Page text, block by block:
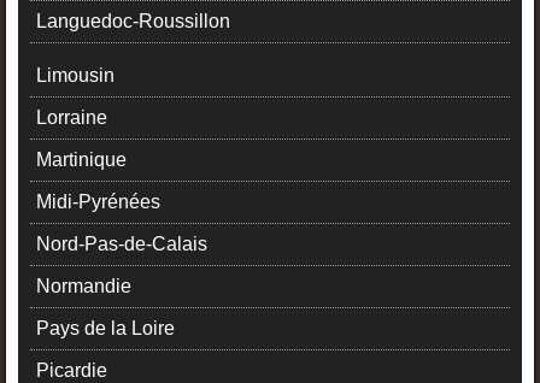
Languedoc-Roussillon
Limousin
Lorraine
Martinique
Midi-Pyrénées
Nord-Pas-de-Calais
Normandie
Pays de la Loire
Picardie